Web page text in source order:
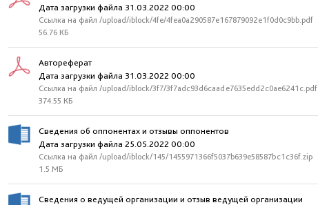
Дата загрузки файла 31.03.2022 00:00
Ссылка на файл /upload/iblock/4fe/4fea0a290587e167879092e1f0d0c9bb.pdf
56.76 КБ
Автореферат
Дата загрузки файла 31.03.2022 00:00
Ссылка на файл /upload/iblock/3f7/3f7adc93d6caade7635edd2c0ae6241c.pdf
374.55 КБ
Сведения об оппонентах и отзывы оппонентов
Дата загрузки файла 25.05.2022 00:00
Ссылка на файл /upload/iblock/145/1455971366f5037b639e58587bc1c36f.zip
1.5 МБ
Сведения о ведущей организации и отзыв ведущей организации